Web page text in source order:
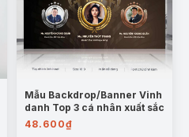
Mẫu Backdrop/Banner Vinh
danh Top 3 cá nhân xuất sắc
48.600₫